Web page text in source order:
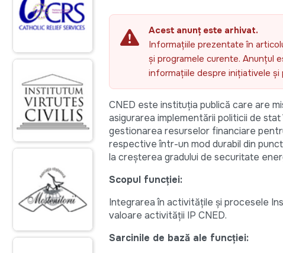
Acest anunț este arhivat.
Informațiile prezentate în
și programele curente. Anunțul
informațiile despre inițiativele
CNED este instituția publică care are
asigurarea implementării politicii de
gestionarea resurselor financiare
respective într-un mod durabil din
la creșterea gradului de securitate
Scopul funcției:
Integrarea în activitățile și procesele
valoare activității IP CNED.
Sarcinile de bază ale funcției: